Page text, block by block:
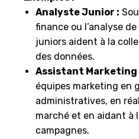
Analyste Junior :
finance ou l’analyse
juniors aident à la
des données.
Assistant Marketing
équipes marketing en
administratives, en
marché et en aidant à
campagnes.